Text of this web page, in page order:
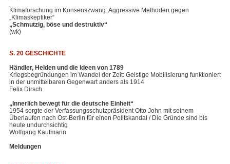
Klimaforschung im Konsenszwang: Aggressive Methoden gegen
„Klimaskeptiker“
„Schmutzig, böse und destruktiv“
(wk)
S. 20 GESCHICHTE
Händler, Helden und die Ideen von 1789
Kriegsbegründungen im Wandel der Zeit: Geistige Mobilisierung funktioniert
in der unmittelbaren Gegenwart anders als 1914
Felix Dirsch
„Innerlich bewegt für die deutsche Einheit“
1954 sorgte der Verfassungsschutzpräsident Otto John mit seinem
Überlaufen nach Ost-Berlin für einen Politskandal / Die Gründe sind bis
heute undurchsichtig
Wolfgang Kaufmann
Meldungen